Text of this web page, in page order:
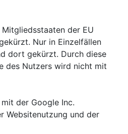
der EU
Nur in Einzelfällen
dort gekürzt. Durch diese
des Nutzers wird nicht mit
der Google Inc.
Websitenutzung und der